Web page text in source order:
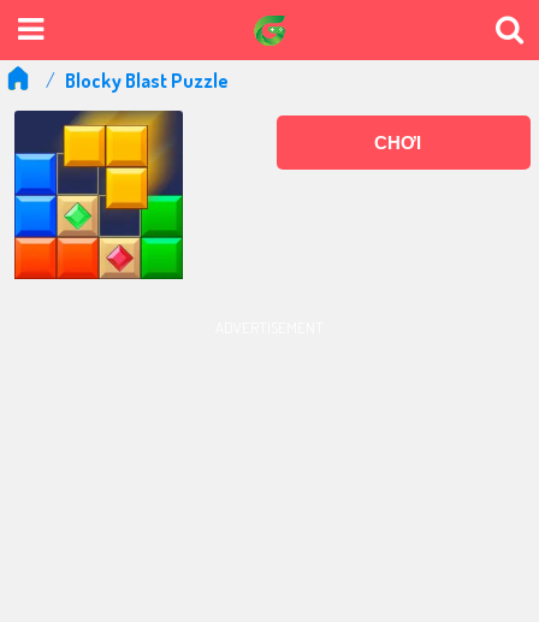
Blocky Blast Puzzle
CHƠI